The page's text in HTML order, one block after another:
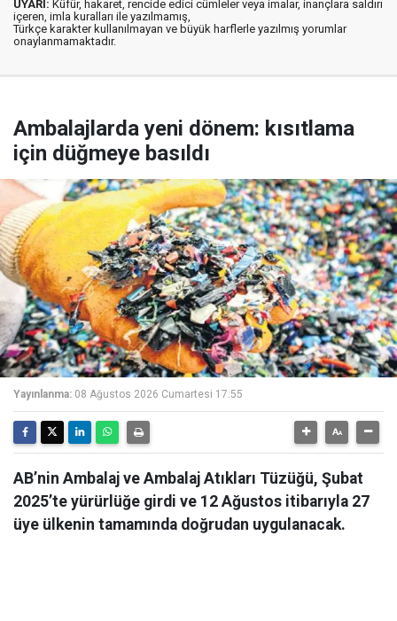
UYARI: Küfür, hakaret, rencide edici cümleler veya imalar, inançlara saldırı
içeren, imla kuralları ile yazılmamış,
Türkçe karakter kullanılmayan ve büyük harflerle yazılmış yorumlar
onaylanmamaktadır.
Ambalajlarda yeni dönem: kısıtlama
için düğmeye basıldı
Yayınlanma: 08 Ağustos 2026 Cumartesi 17:55
AB’nin Ambalaj ve Ambalaj Atıkları Tüzüğü, Şubat
2025’te yürürlüğe girdi ve 12 Ağustos itibarıyla 27
üye ülkenin tamamında doğrudan uygulanacak.